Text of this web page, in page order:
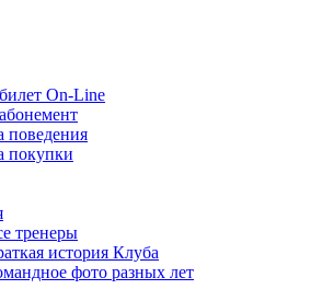
On-Line
поведения
покупки
тренеры
история Клуба
фото разных лет